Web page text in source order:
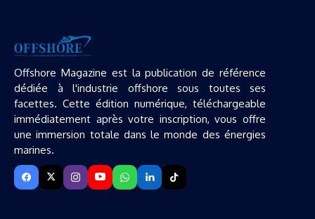
Offshore Magazine est la publication de référence
dédiée à l'industrie offshore sous toutes ses
facettes. Cette édition numérique, téléchargeable
immédiatement après votre inscription, vous offre
une immersion totale dans le monde des énergies
marines.